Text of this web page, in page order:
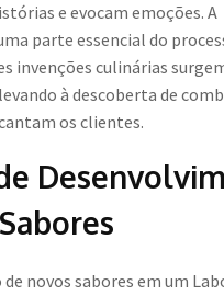
e evocam emoções. A
parte essencial do
invenções culinárias
à descoberta de
os clientes.
novos sabores em um